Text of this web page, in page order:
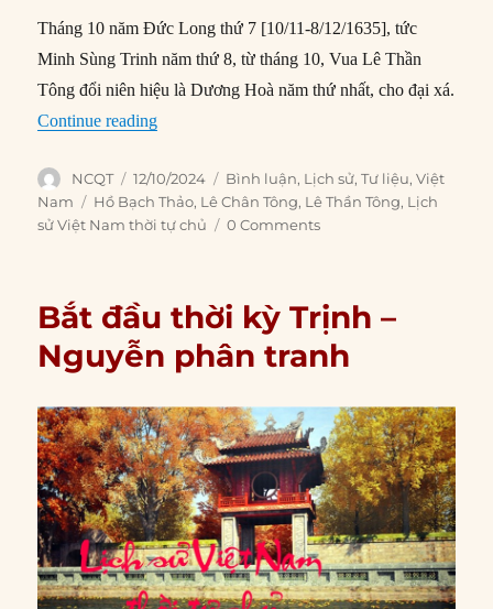
Tháng 10 năm Đức Long thứ 7 [10/11-8/12/1635], tức
Minh Sùng Trinh năm thứ 8, từ tháng 10, Vua Lê Thần
Tông đổi niên hiệu là Dương Hoà năm thứ nhất, cho đại xá.
Continue reading“Đại Việt dưới thời Lê Thần Tông và Lê Chân
Author
NCQT
Posted
on
12/10/2024 Categories
Bình luận, Lịch sử,Tư liệu,Việt
Nam
Tags
Hồ Bạch Thảo, Lê Chân Tông, Lê Thần Tông, Lịch
sử Việt Nam thời tự chủ
0 Comments
Bắt đầu thời kỳ Trịnh –
Nguyễn phân tranh